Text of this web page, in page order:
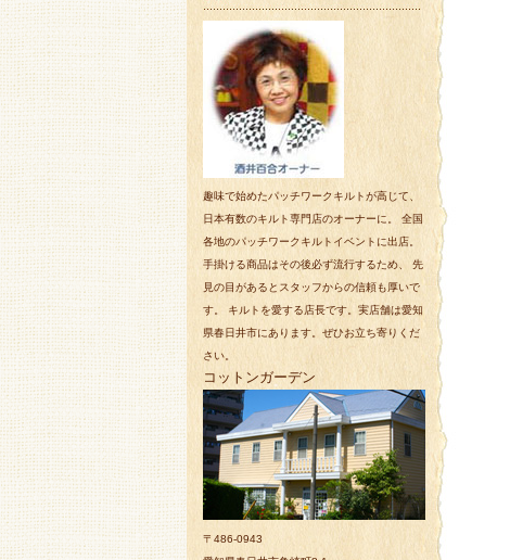
趣味で始めたパッチワークキルトが高じて、
日本有数のキルト専門店のオーナーに。 全国
各地のパッチワークキルトイベントに出店。
手掛ける商品はその後必ず流行するため、 先
見の目があるとスタッフからの信頼も厚いで
す。 キルトを愛する店長です。実店舗は愛知
県春日井市にあります。ぜひお立ち寄りくだ
さい。
コットンガーデン
〒486-0943